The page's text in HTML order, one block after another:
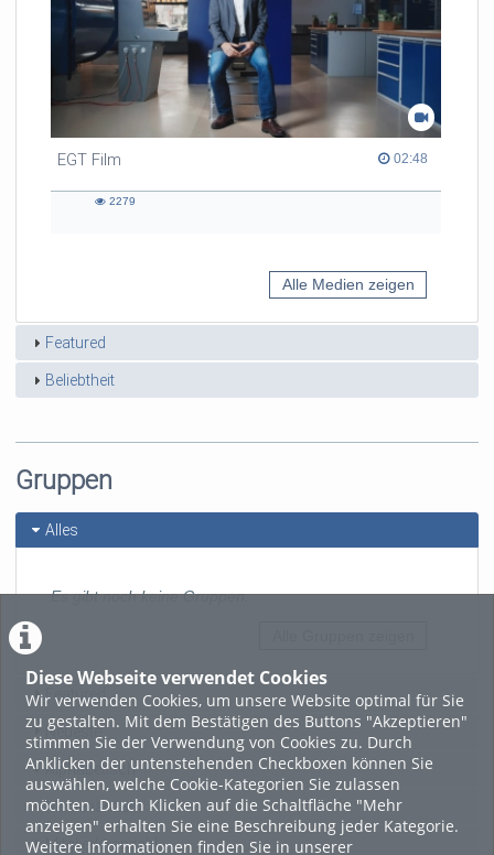
Diese Webseite verwendet Cookies
Wir verwenden Cookies, um unsere Website optimal für Sie
zu gestalten. Mit dem Bestätigen des Buttons "Akzeptieren"
stimmen Sie der Verwendung von Cookies zu. Durch
Anklicken der untenstehenden Checkboxen können Sie
auswählen, welche Cookie-Kategorien Sie zulassen
möchten. Durch Klicken auf die Schaltfläche "Mehr
anzeigen" erhalten Sie eine Beschreibung jeder Kategorie.
Weitere Informationen finden Sie in unserer
EGT Film 02:48
02:48 duration
2279
Alle Medien zeigen
Featured
Beliebtheit
Gruppen
Alles
Es gibt noch keine Gruppen.
Featured
Neueste
Alphabetisch
Medienanzahl
Mitgliederanzahl